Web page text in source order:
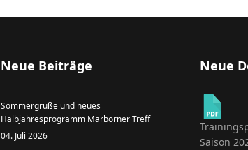
Neue Beiträge
Sommergrüße und neues
Halbjahresprogramm Marborner Treff
04. Juli 2026
Neue
Saison